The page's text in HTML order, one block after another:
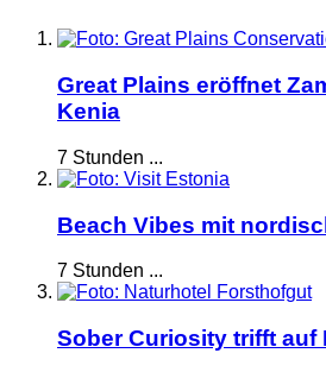
Great Plains eröffnet
Kenia
7 Stunden ...
Beach Vibes mit
7 Stunden ...
Sober Curiosity trifft auf